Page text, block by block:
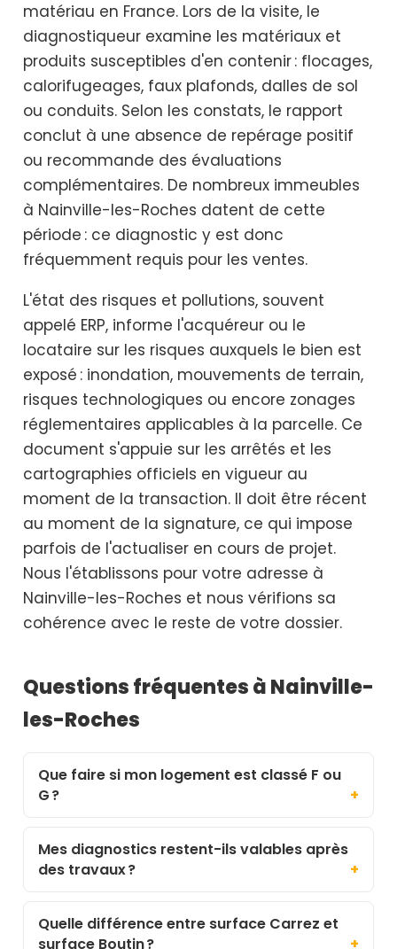
matériau en France. Lors de la visite, le
diagnostiqueur examine les matériaux et
produits susceptibles d'en contenir : flocages,
calorifugeages, faux plafonds, dalles de sol
ou conduits. Selon les constats, le rapport
conclut à une absence de repérage positif
ou recommande des évaluations
complémentaires. De nombreux immeubles
à Nainville-les-Roches datent de cette
période : ce diagnostic y est donc
fréquemment requis pour les ventes.
L'état des risques et pollutions, souvent
appelé ERP, informe l'acquéreur ou le
locataire sur les risques auxquels le bien est
exposé : inondation, mouvements de terrain,
risques technologiques ou encore zonages
réglementaires applicables à la parcelle. Ce
document s'appuie sur les arrêtés et les
cartographies officiels en vigueur au
moment de la transaction. Il doit être récent
au moment de la signature, ce qui impose
parfois de l'actualiser en cours de projet.
Nous l'établissons pour votre adresse à
Nainville-les-Roches et nous vérifions sa
cohérence avec le reste de votre dossier.
Questions fréquentes à Nainville-
les-Roches
Que faire si mon logement est classé F ou
G ?
Mes diagnostics restent-ils valables après
des travaux ?
Quelle différence entre surface Carrez et
surface Boutin ?